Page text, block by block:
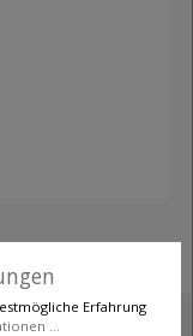
Erfahrung
...